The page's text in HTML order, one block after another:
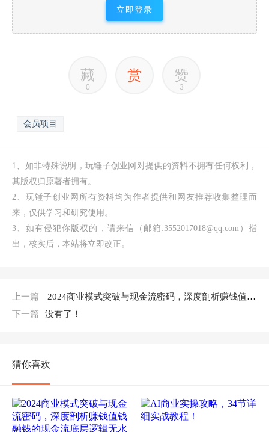
立即登录
藏
0
赏 赞
3
会员项目
1、如非特殊说明，玩锤子创业网对提供的资料不拥有任何权利，
其版权归原著者拥有。
2、玩锤子创业网所有资料均为作者提供和网友推荐收集整理而
来，仅供学习和研究使用。
3、如有侵犯你版权的，请来信（邮箱:3552017018@qq.com）指
出，核实后，本站将立即改正。
上一篇
2024商业模式突破与现金流密码，深度剖析赚钱值钱融钱的现金流底层逻辑无水印
下一篇
没有了！
猜你喜欢